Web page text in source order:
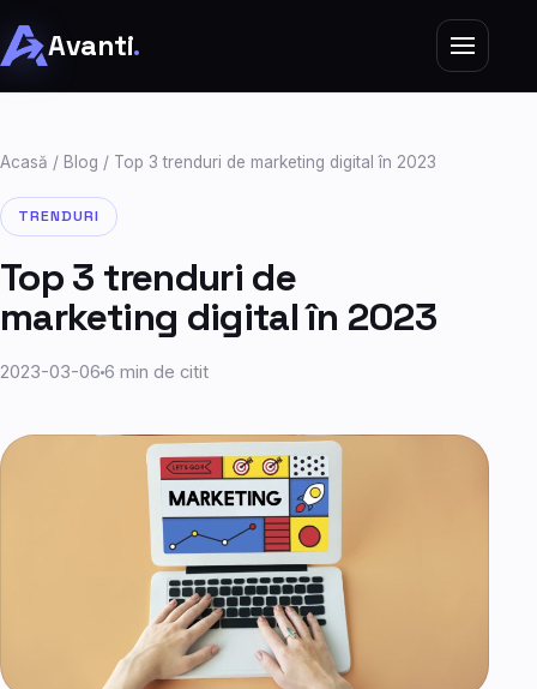
Avanti.
Acasă / Blog / Top 3 trenduri de marketing digital în 2023
TRENDURI
Top 3 trenduri de
marketing digital în 2023
2023-03-06 6 min de citit